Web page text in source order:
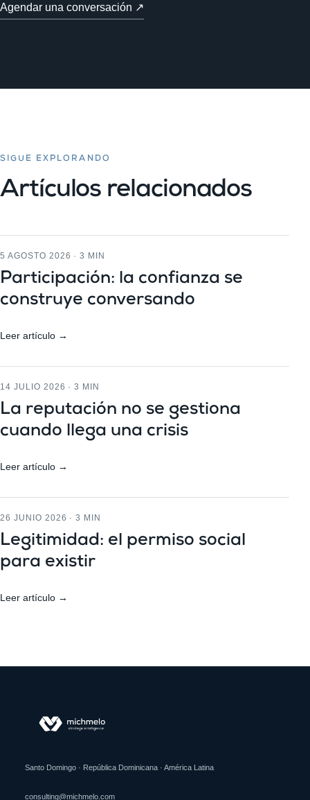
Agendar una conversación ↗
SIGUE EXPLORANDO
Artículos relacionados
5 AGOSTO 2026 · 3 MIN
Participación: la confianza se
construye conversando
Leer artículo →
14 JULIO 2026 · 3 MIN
La reputación no se gestiona
cuando llega una crisis
Leer artículo →
26 JUNIO 2026 · 3 MIN
Legitimidad: el permiso social
para existir
Leer artículo →
Santo Domingo · República Dominicana · América Latina
consulting@michmelo.com